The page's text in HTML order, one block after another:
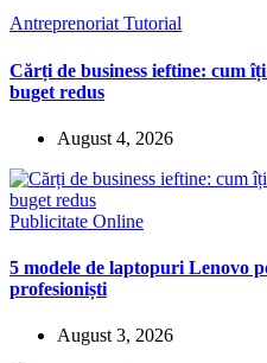
Antreprenoriat Tutorial
Cărți de business ieftine: cum
buget redus
August 4, 2026
Publicitate Online
5 modele de laptopuri Lenovo
profesioniști
August 3, 2026